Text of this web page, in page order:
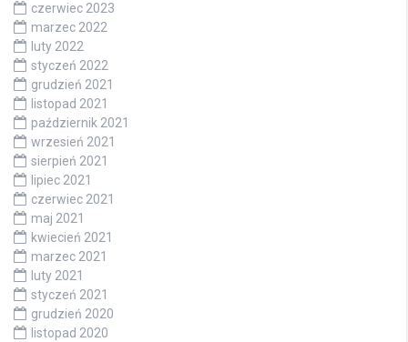
czerwiec 2023
marzec 2022
luty 2022
styczeń 2022
grudzień 2021
listopad 2021
październik 2021
wrzesień 2021
sierpień 2021
lipiec 2021
czerwiec 2021
maj 2021
kwiecień 2021
marzec 2021
luty 2021
styczeń 2021
grudzień 2020
listopad 2020